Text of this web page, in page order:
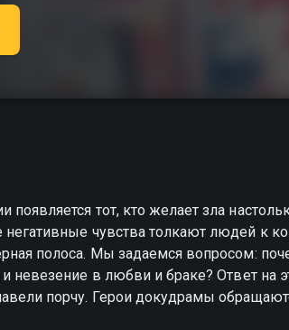
появляется тот, кто желает зла
негативные чувства толкают людей к
полоса. Мы задаемся вопросом:
и невезение в любви и браке? Ответ
порчу. Герои докудрамы
способностями. Она может увидеть,